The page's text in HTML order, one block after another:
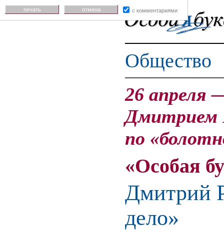
Общество
26 апреля
Дмитрием
по
«Особая
Дмитрий
дело»
печать отмена с комментариями